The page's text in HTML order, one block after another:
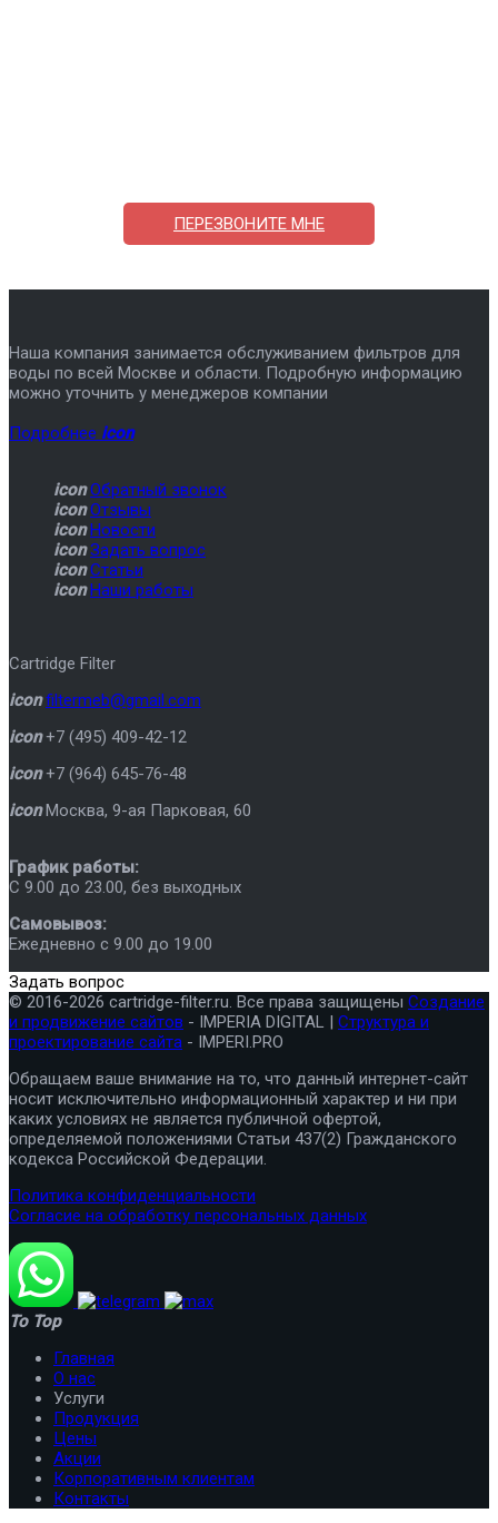
ПЕРЕЗВОНИТЕ МНЕ
Наша компания занимается обслуживанием фильтров для
воды по всей Москве и области. Подробную информацию
можно уточнить у менеджеров компании
Подробнее icon
icon Обратный звонок
icon Отзывы
icon Новости
icon Задать вопрос
icon Статьи
icon Наши работы
Cartridge Filter
icon filtermeb@gmail.com
icon +7 (495) 409-42-12
icon +7 (964) 645-76-48
icon Москва, 9-ая Парковая, 60
График работы:
C 9.00 до 23.00, без выходных
Самовывоз:
Ежедневно с 9.00 до 19.00
Задать вопрос
© 2016-2026 cartridge-filter.ru. Все права защищены Создание
и продвижение сайтов - IMPERIA DIGITAL | Структура и
проектирование сайта - IMPERI.PRO
Обращаем ваше внимание на то, что данный интернет-сайт
носит исключительно информационный характер и ни при
каких условиях не является публичной офертой,
определяемой положениями Статьи 437(2) Гражданского
кодекса Российской Федерации.
Политика конфиденциальности
Согласие на обработку персональных данных
To Top
Главная
О нас
Услуги
Продукция
Цены
Акции
Корпоративным клиентам
Контакты